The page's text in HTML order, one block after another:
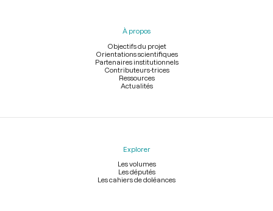
À propos
Objectifs du projet
Orientations scientifiques
Partenaires institutionnels
Contributeurs-trices
Ressources
Actualités
Explorer
Les volumes
Les députés
Les cahiers de doléances